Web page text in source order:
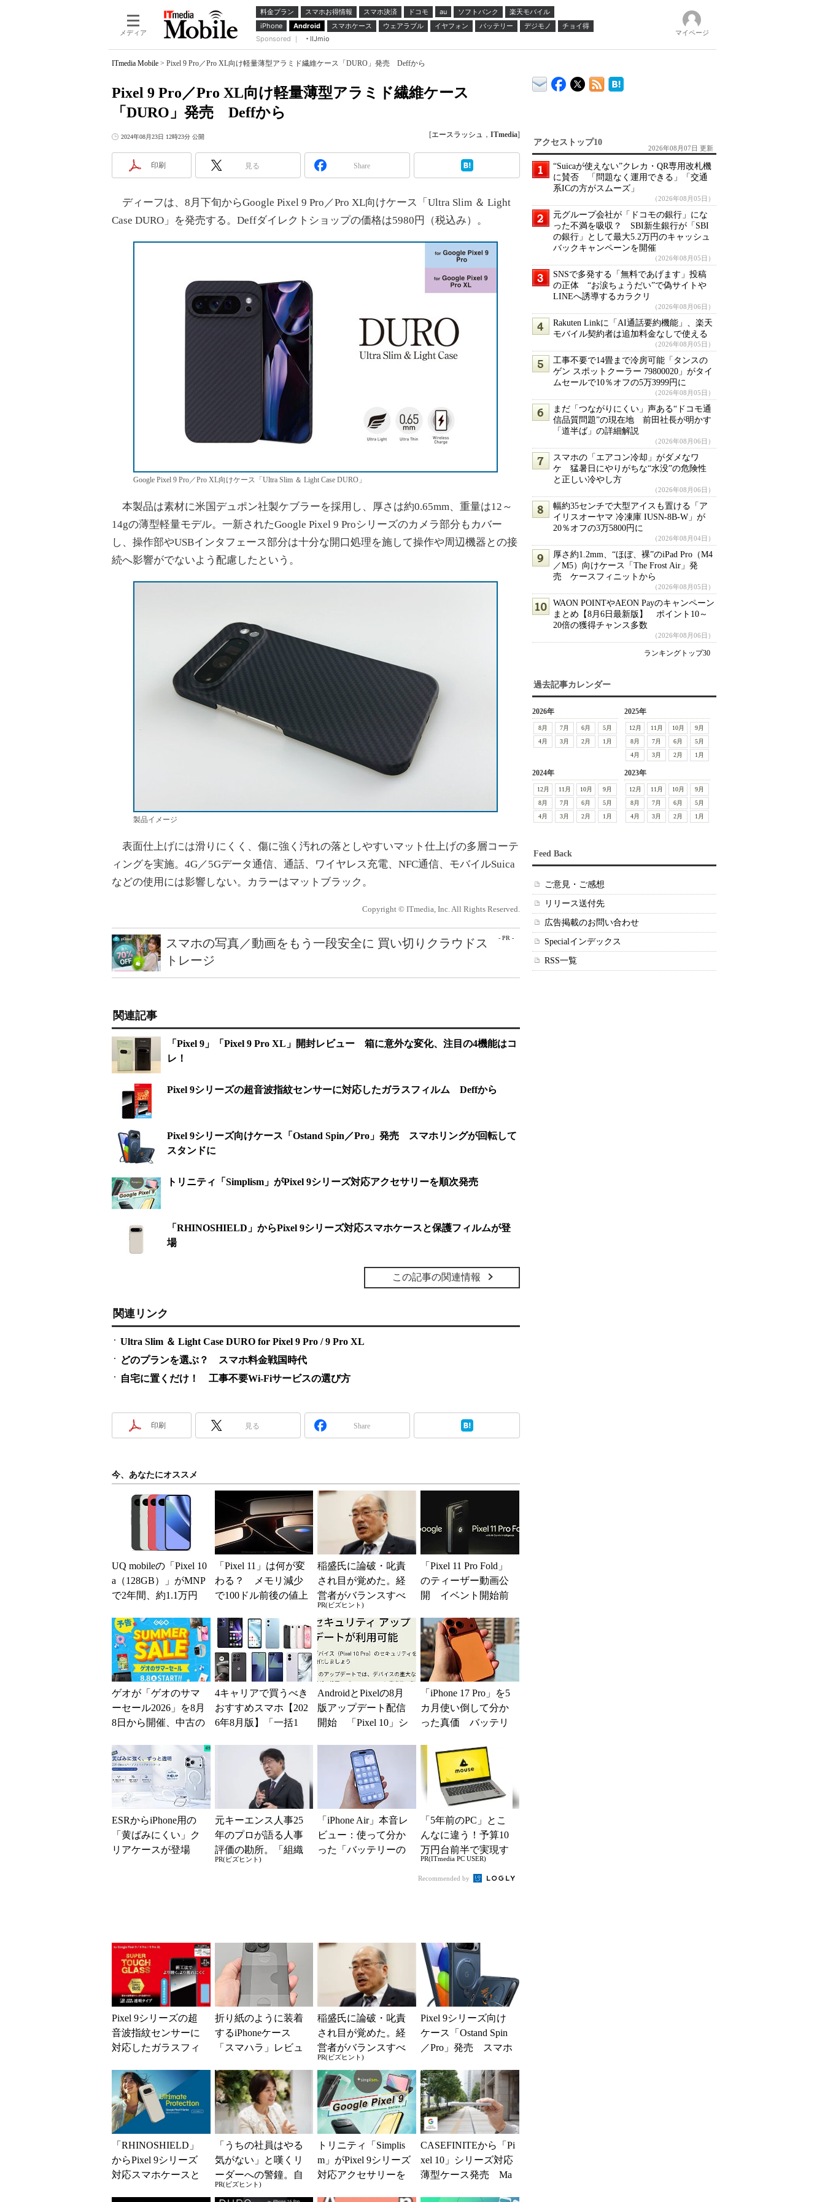
メディア
料金プラン スマホお得情報 スマホ決済 ドコモ au ソフトバンク
楽天モバイル
iPhone
Android スマホケース ウェアラブル イヤフォン バッテリー デジモノ
チョイ得
Sponsored ｜
IIJmio
マイページ
ITmedia Mobile > Pixel 9 Pro／Pro XL向け軽量薄型アラミド繊維ケース「DURO」発売 Deffから
Pixel 9 Pro／Pro XL向け軽量薄型アラミド繊維ケース
「DURO」発売 Deffから
2024年08月23日 12時23分 公開 [エースラッシュ ， ITmedia]
印刷 見る Share
ディーフは、8月下旬からGoogle Pixel 9 Pro／Pro XL向けケース「Ultra Slim ＆ Light
Case DURO」を発売する。Deffダイレクトショップの価格は5980円（税込み）。
Google Pixel 9 Pro／Pro XL向けケース「Ultra Slim ＆ Light Case DURO」
本製品は素材に米国デュポン社製ケブラーを採用し、厚さは約0.65mm、重量は12～
14gの薄型軽量モデル。一新されたGoogle Pixel 9 Proシリーズのカメラ部分もカバー
し、操作部やUSBインタフェース部分は十分な開口処理を施して操作や周辺機器との接
続へ影響がでないよう配慮したという。
製品イメージ
表面仕上げには滑りにくく、傷に強く汚れの落としやすいマット仕上げの多層コーテ
ィングを実施。4G／5Gデータ通信、通話、ワイヤレス充電、NFC通信、モバイルSuica
などの使用には影響しない。カラーはマットブラック。
Copyright © ITmedia, Inc. All Rights Reserved.
- PR -
スマホの写真／動画をもう一段安全に 買い切りクラウドス
トレージ
関連記事
「Pixel 9」「Pixel 9 Pro XL」開封レビュー 箱に意外な変化、注目の4機能はコ
レ！
Pixel 9シリーズの超音波指紋センサーに対応したガラスフィルム Deffから
Pixel 9シリーズ向けケース「Ostand Spin／Pro」発売 スマホリングが回転して
スタンドに
トリニティ「Simplism」がPixel 9シリーズ対応アクセサリーを順次発売
「RHINOSHIELD」からPixel 9シリーズ対応スマホケースと保護フィルムが登
場
この記事の関連情報
関連リンク
Ultra Slim ＆ Light Case DURO for Pixel 9 Pro / 9 Pro XL
どのプランを選ぶ？ スマホ料金戦国時代
自宅に置くだけ！ 工事不要Wi-Fiサービスの選び方
印刷 見る Share
今、あなたにオススメ
UQ mobileの「Pixel 10
a（128GB）」がMNP
で2年間、約1.1万円
「Pixel 11」は何が変
わる？ メモリ減少
で100ドル前後の値上
うわさを整理す...
稲盛氏に論破・叱責
され目が覚めた。経
営者がバランスすべ
き2つの背反
PR(ビズヒント)
「Pixel 11 Pro Fold」
のティーザー動画公
開 イベント開始前
ゲオが「ゲオのサマ
ーセール2026」を8月
8日から開催、中古の
得に
4キャリアで買うべき
おすすめスマホ【202
6年8月版】「一括1
得なiPhone／...
AndroidとPixelの8月
版アップデート配信
開始 「Pixel 10」シ
「iPhone 17 Pro」を5
カ月使い倒して分か
った真価 バッテリ
足だが細かな...
ESRからiPhone用の
「黄ばみにくい」ク
リアケースが登場
元キーエンス人事25
年のプロが語る人事
評価の勘所。「組織
を腐らせるNG評価」
PR(ビズヒント)
「iPhone Air」本音レ
ビュー：使って分か
った「バッテリーの
「5年前のPC」とこ
んなに違う！予算10
万円台前半で実現す
る快適PCライフ
PR(ITmedia PC USER)
Recommended by
Pixel 9シリーズの超
音波指紋センサーに
対応したガラスフィ
折り紙のように装着
するiPhoneケース
「スマハラ」レビュ
で驚き
稲盛氏に論破・叱責
され目が覚めた。経
営者がバランスすべ
き2つの背反
PR(ビズヒント)
Pixel 9シリーズ向け
ケース「Ostand Spin
／Pro」発売 スマホ
タン...
「RHINOSHIELD」
からPixel 9シリーズ
対応スマホケースと
「うちの社員はやる
気がない」と嘆くリ
ーダーへの警鐘。自
律型組織をつくる前
PR(ビズヒント)
トリニティ「Simplis
m」がPixel 9シリーズ
対応アクセサリーを
CASEFINITEから「Pi
xel 10」シリーズ対応
薄型ケース発売 Ma
アクセストップ10
2026年08月07日 更新
“Suicaが使えない”クレカ・QR専用改札機
に賛否 「問題なく運用できる」「交通
系ICの方がスムーズ」
（2026年08月05日）
元グループ会社が「ドコモの銀行」にな
った不満を吸収？ SBI新生銀行が「SBI
の銀行」として最大5.2万円のキャッシュ
バックキャンペーンを開催
（2026年08月05日）
SNSで多発する「無料であげます」投稿
の正体 “お涙ちょうだい”で偽サイトや
LINEへ誘導するカラクリ
（2026年08月06日）
Rakuten Linkに「AI通話要約機能」、楽天
モバイル契約者は追加料金なしで使える
（2026年08月05日）
工事不要で14畳まで冷房可能「タンスの
ゲン スポットクーラー 79800020」がタイ
ムセールで10％オフの5万3999円に
（2026年08月05日）
まだ「つながりにくい」声ある“ドコモ通
信品質問題”の現在地 前田社長が明かす
「道半ば」の詳細解説
（2026年08月06日）
スマホの「エアコン冷却」がダメなワ
ケ 猛暑日にやりがちな“水没”の危険性
と正しい冷やし方
（2026年08月06日）
幅約35センチで大型アイスも置ける「ア
イリスオーヤマ 冷凍庫 IUSN-8B-W」が
20％オフの3万5800円に
（2026年08月04日）
厚さ約1.2mm、“ほぼ、裸”のiPad Pro（M4
／M5）向けケース「The Frost Air」発
売 ケースフィニットから
（2026年08月05日）
WAON POINTやAEON Payのキャンペーン
まとめ【8月6日最新版】 ポイント10～
20倍の獲得チャンス多数
（2026年08月06日）
ランキングトップ30
過去記事カレンダー
2026年
8月 7月 6月
5月
4月
3月 2月 1月
2025年
12月 11月 10月
9月
8月
7月 6月
5月
4月
3月 2月 1月
2024年
12月 11月 10月
9月
8月
7月 6月
5月
4月
3月 2月 1月
2023年
12月 11月 10月
9月
8月
7月 6月
5月
4月
3月 2月 1月
Feed Back
ご意見・ご感想
リリース送付先
広告掲載のお問い合わせ
Specialインデックス
RSS一覧